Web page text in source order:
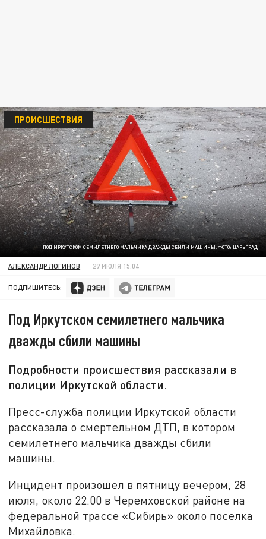
ПОД ИРКУТСКОМ СЕМИЛЕТНЕГО МАЛЬЧИКА ДВАЖДЫ СБИЛИ МАШИНЫ. ФОТО: ЦАРЬГРАД
ПРОИСШЕСТВИЯ
АЛЕКСАНДР ЛОГИНОВ 29 ИЮЛЯ 15:04
ПОДПИШИТЕСЬ:
Под Иркутском семилетнего мальчика
дважды сбили машины
Подробности происшествия рассказали в
полиции Иркутской области.
Пресс-служба полиции Иркутской области
рассказала о смертельном ДТП, в котором
семилетнего мальчика дважды сбили
машины.
Инцидент произошел в пятницу вечером, 28
июля, около 22.00 в Черемховской районе на
федеральной трассе «Сибирь» около поселка
Михайловка.